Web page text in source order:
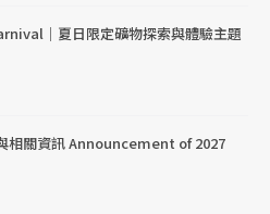
｜夏日限定礦物探索與體驗主題
相關資訊 Announcement of 2027